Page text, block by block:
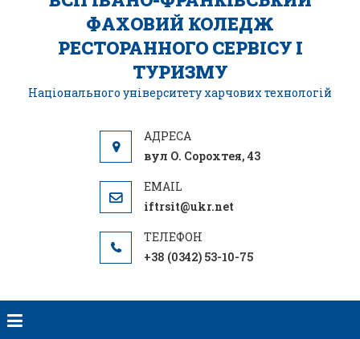
ФАХОВИЙ КОЛЕДЖ
РЕСТОРАННОГО СЕРВІСУ І
ТУРИЗМУ
Національного університету харчових технологій
вул О. Сорохтея, 43
iftrsit@ukr.net
+38 (0342) 53-10-75